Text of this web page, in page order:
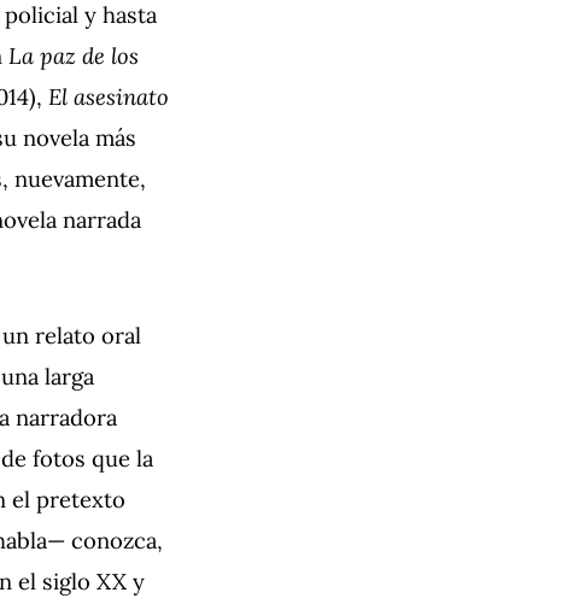
y hasta
La paz de los
El asesinato
novela más
nuevamente,
narrada
un relato oral
larga
narradora
fotos que la
el pretexto
conozca,
el siglo XX y